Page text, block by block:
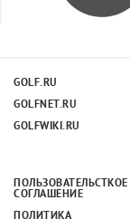
GOLF.RU
GOLFNET.RU
GOLFWIKI.RU
ПОЛЬЗОВАТЕЛЬСТКОЕ
СОГЛАШЕНИЕ